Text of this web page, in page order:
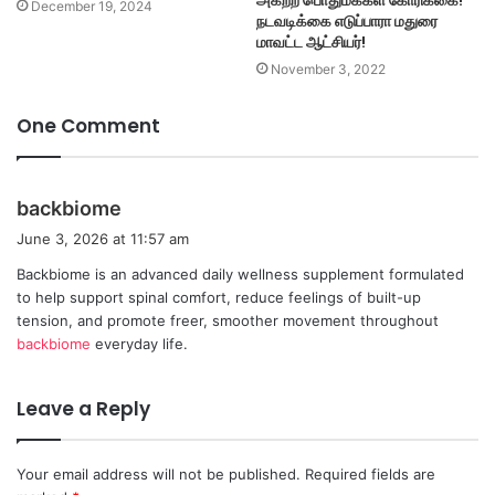
December 19, 2024
நடவடிக்கை எடுப்பாரா மதுரை
மாவட்ட ஆட்சியர்!
November 3, 2022
One Comment
backbiome
s
:
June 3, 2026 at 11:57 am
Backbiome is an advanced daily wellness supplement formulated
to help support spinal comfort, reduce feelings of built-up
tension, and promote freer, smoother movement throughout
backbiome everyday life.
Leave a Reply
Your email address will not be published. Required fields are